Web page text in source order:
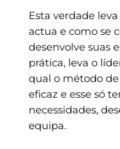
Esta verdade
actua e como se
desenvolve suas
prática, leva o
qual o método
eficaz e esse só
necessidades,
equipa.